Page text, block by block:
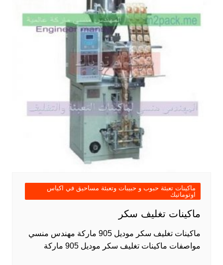
ماكينات تعبئة حبوب و حبيبات وتعبئة مساحيق في اكياس
اوتوماتيك
ماكينات تغليف سكر
ماكينات تغليف سكر موديل 905 ماركة مهندس منسي
مواصفات ماكينات تغليف سكر موديل 905 ماركة